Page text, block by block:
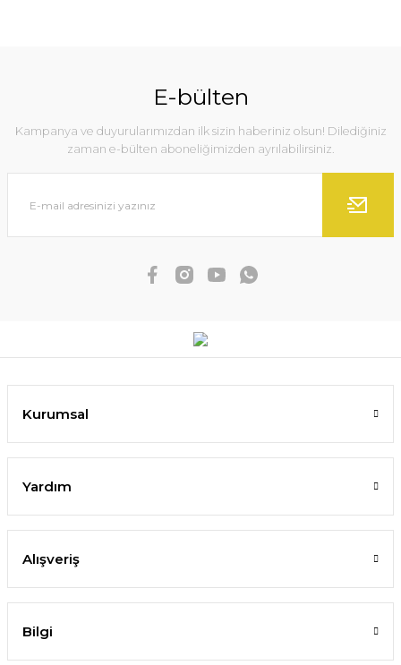
E-bülten
Kampanya ve duyurularımızdan ilk sizin haberiniz olsun! Dilediğiniz
zaman e-bülten aboneliğimizden ayrılabilirsiniz.
Kurumsal
Yardım
Alışveriş
Bilgi